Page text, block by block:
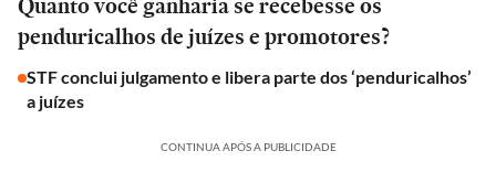
penduricalhos de juízes e promotores?
STF conclui julgamento e libera parte dos ‘penduricalhos’
a juízes
CONTINUA APÓS A PUBLICIDADE